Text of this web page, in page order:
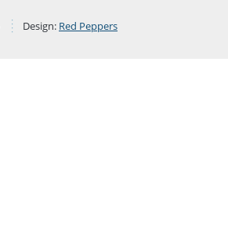
Design: Red Peppers